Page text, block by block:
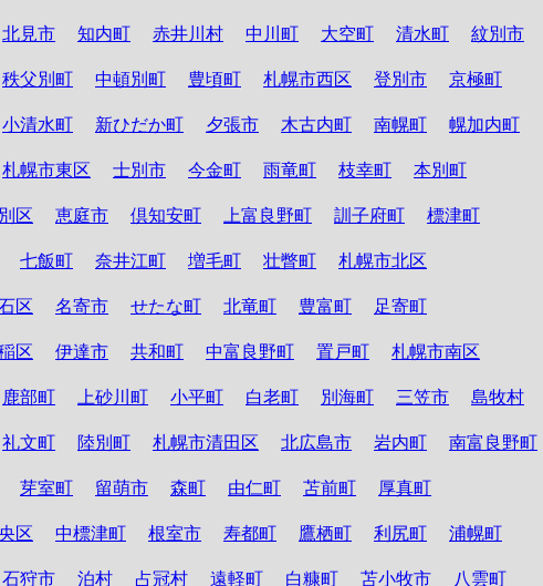
北見市 知内町 赤井川村 中川町 大空町 清水町 紋別市
秩父別町 中頓別町 豊頃町 札幌市西区 登別市 京極町
小清水町 新ひだか町 夕張市 木古内町 南幌町 幌加内町
札幌市東区 士別市 今金町 雨竜町 枝幸町 本別町
区 恵庭市 倶知安町 上富良野町 訓子府町 標津町
七飯町 奈井江町 増毛町 壮瞥町 札幌市北区
区 名寄市 せたな町 北竜町 豊富町 足寄町
区 伊達市 共和町 中富良野町 置戸町 札幌市南区
鹿部町 上砂川町 小平町 白老町 別海町 三笠市 島牧村
礼文町 陸別町 札幌市清田区 北広島市 岩内町 南富良野町
芽室町 留萌市 森町 由仁町 苫前町 厚真町
区 中標津町 根室市 寿都町 鷹栖町 利尻町 浦幌町
石狩市 泊村 占冠村 遠軽町 白糠町 苫小牧市 八雲町